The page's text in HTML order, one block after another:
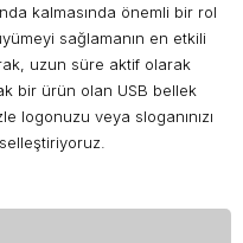
kalmasında önemli bir rol
sağlamanın en etkili
uzun süre aktif olarak
bir ürün olan USB bellek
logonuzu veya sloganınızı